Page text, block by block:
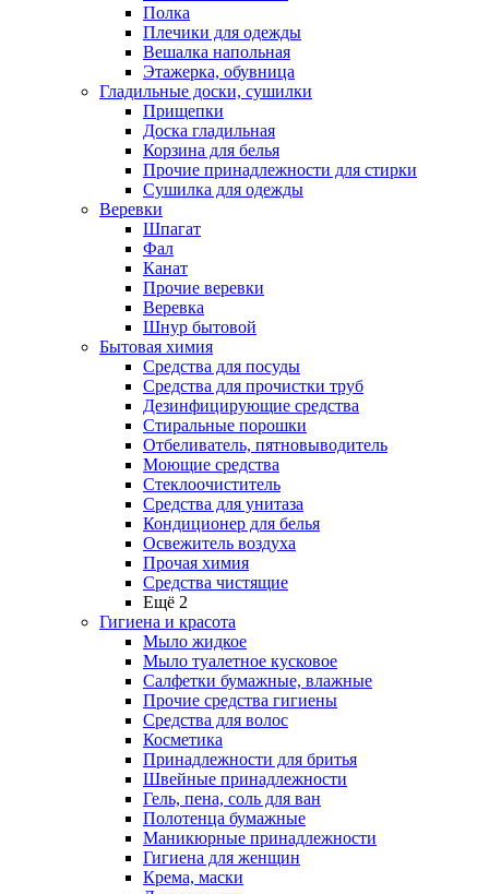
Полка
Плечики для одежды
Вешалка напольная
Этажерка, обувница
Гладильные доски, сушилки
Прищепки
Доска гладильная
Корзина для белья
Прочие принадлежности для стирки
Сушилка для одежды
Веревки
Шпагат
Фал
Канат
Прочие веревки
Веревка
Шнур бытовой
Бытовая химия
Средства для посуды
Средства для прочистки труб
Дезинфицирующие средства
Стиральные порошки
Отбеливатель, пятновыводитель
Моющие средства
Стеклоочиститель
Средства для унитаза
Кондиционер для белья
Освежитель воздуха
Прочая химия
Средства чистящие
Ещё 2
Гигиена и красота
Мыло жидкое
Мыло туалетное кусковое
Салфетки бумажные, влажные
Прочие средства гигиены
Средства для волос
Косметика
Принадлежности для бритья
Швейные принадлежности
Гель, пена, соль для ван
Полотенца бумажные
Маникюрные принадлежности
Гигиена для женщин
Крема, маски